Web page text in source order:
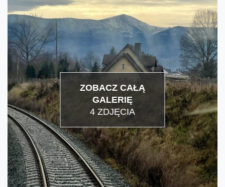
ZOBACZ CAŁĄ
GALERIĘ
4 ZDJĘCIA